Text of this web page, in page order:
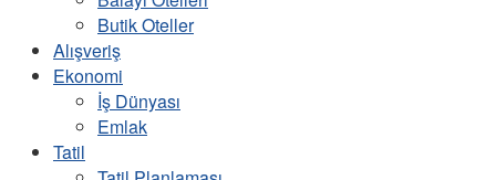
Butik Oteller
Alışveriş
Ekonomi
İş Dünyası
Emlak
Tatil